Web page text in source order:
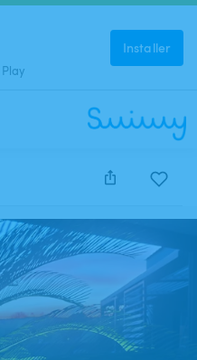
Installer
et ne peut être réservée.